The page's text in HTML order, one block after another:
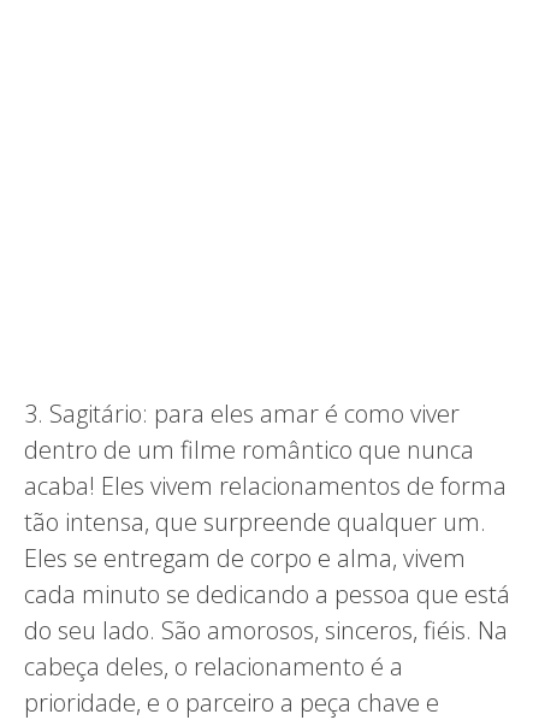
3. Sagitário: para eles amar é como viver
dentro de um filme romântico que nunca
acaba! Eles vivem relacionamentos de forma
tão intensa, que surpreende qualquer um.
Eles se entregam de corpo e alma, vivem
cada minuto se dedicando a pessoa que está
do seu lado. São amorosos, sinceros, fiéis. Na
cabeça deles, o relacionamento é a
prioridade, e o parceiro a peça chave e